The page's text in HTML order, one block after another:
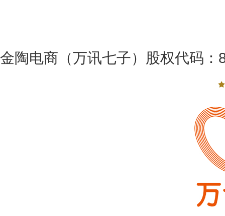
金陶电商（万讯七子）股权代码：